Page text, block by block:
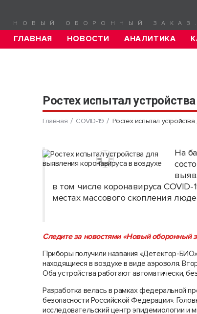
НОВЫЙ ОБОРОННЫЙ
ГЛАВНАЯ НОВОСТИ АНАЛИТИКА
Ростех испытал
Главная COVID-19 Ростех испытал
На
в том числе коронавируса
местах массового скопления
Следите за новостями «Новыйоборонный
Приборы получили названия «Детектор-
находящиеся в воздухе в виде аэрозоля.
Оба устройства работают автоматически,
Разработка велась в рамках федеральной
безопасности Российской Федерации».
исследовательский центр эпидемиологии и